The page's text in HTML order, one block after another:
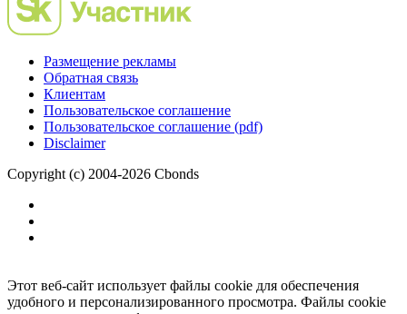
Размещение рекламы
Обратная связь
Клиентам
Пользовательское соглашение
Пользовательское соглашение (pdf)
Disclaimer
Copyright (c) 2004-2026 Cbonds
Этот веб-сайт использует файлы cookie для обеспечения
удобного и персонализированного просмотра. Файлы cookie